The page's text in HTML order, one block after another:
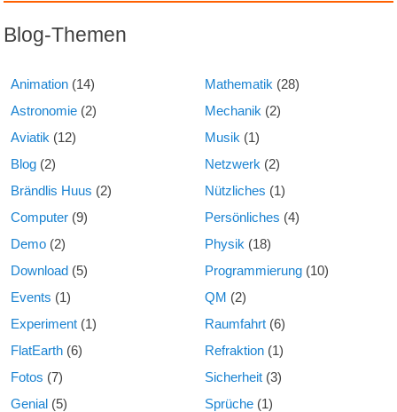
Blog-Themen
Animation(14)
Astronomie(2)
Aviatik (12)
Blog(2)
Brändlis Huus (2)
Computer(9)
Demo(2)
Download(5)
Events (1)
Experiment(1)
FlatEarth(6)
Fotos (7)
Genial(5)
Mathematik (28)
Mechanik (2)
Musik (1)
Netzwerk (2)
Nützliches (1)
Persönliches (4)
Physik (18)
Programmierung (10)
QM (2)
Raumfahrt (6)
Refraktion (1)
Sicherheit (3)
Sprüche (1)